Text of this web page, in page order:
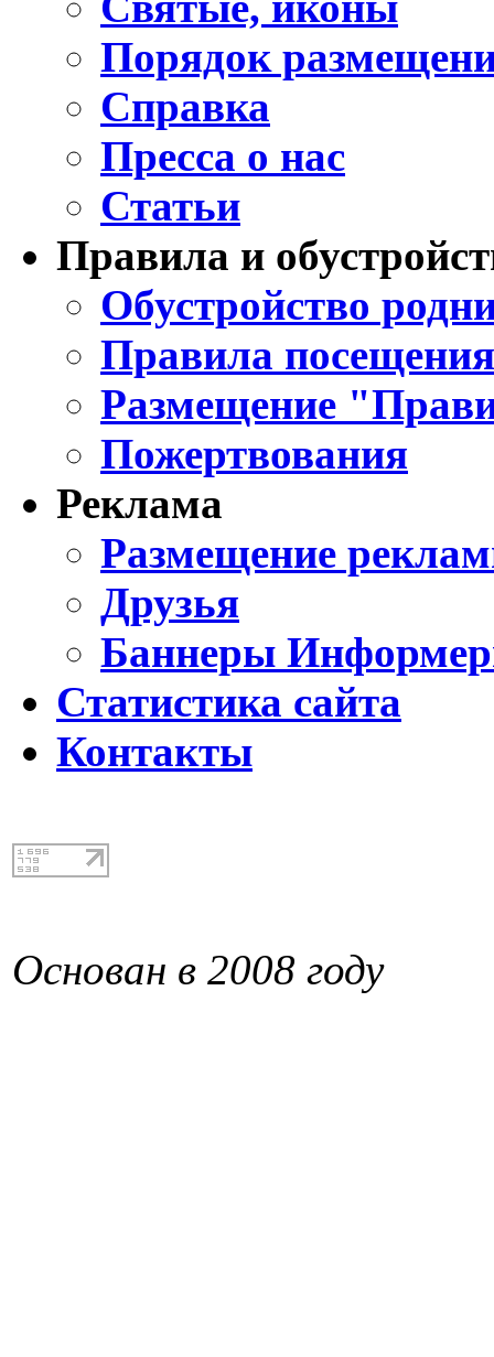
Порядок
Справка
Пресса о нас
Статьи
Правила и
Обустройство
Правила
Размещение
Пожертвования
Реклама
Размещение
Друзья
Баннеры
Статистика сайта
Контакты
Основан в 2008 году